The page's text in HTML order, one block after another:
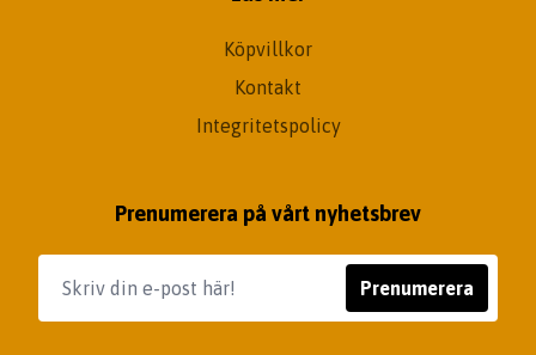
Köpvillkor
Kontakt
Integritetspolicy
Prenumerera på vårt nyhetsbrev
Prenumerera